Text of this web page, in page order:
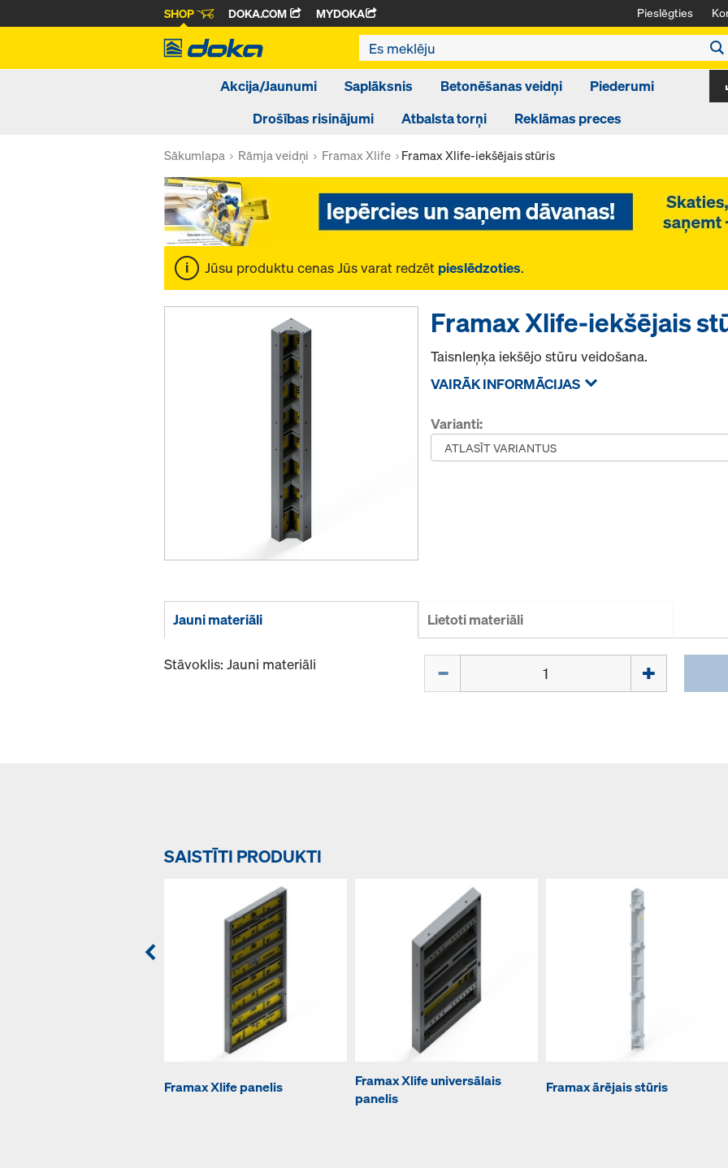
SHOP DOKA.COM MYDOKA Pieslēgties
Akcija/Jaunumi Saplāksnis Betonēšanas veidņi
Piederumi
Drošības risinājumi
Atbalsta torņi Reklāmas preces
Sākumlapa Rāmja veidņi Framax Xlife Framax Xlife-iekšējais stūris
Jūsu produktu cenas Jūs varat redzēt pieslēdzoties.
Framax Xlife-iekšējais
Taisnleņķa iekšējo stūru veidošana.
VAIRĀK INFORMĀCIJAS
Varianti:
Jauni materiāli Lietoti materiāli
Stāvoklis: Jauni materiāli
SAISTĪTI PRODUKTI
Framax Xlife panelis
Framax Xlife universālais
panelis
Framax ārējais stūris